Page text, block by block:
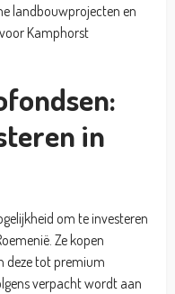
landbouwprojecten en
Kamphorst
in
om te investeren
Ze kopen
deze tot premium
verpacht wordt aan